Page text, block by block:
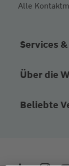
Alle
Services
Über die
Beliebte